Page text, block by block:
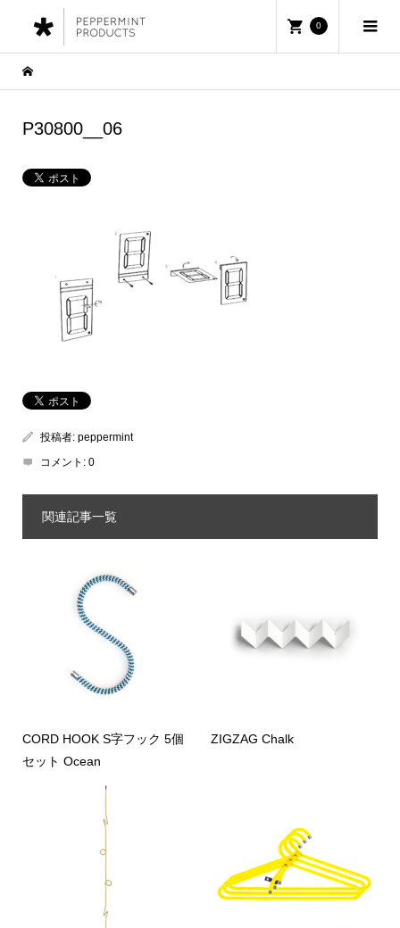
0
P30800__06
投稿者: peppermint
コメント: 0
関連記事一覧
CORD HOOK S字フック 5個
セット Ocean
ZIGZAG Chalk